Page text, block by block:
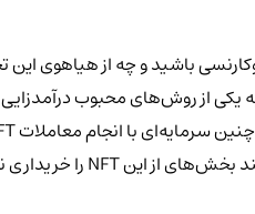
باشید و چه از هیاهوی